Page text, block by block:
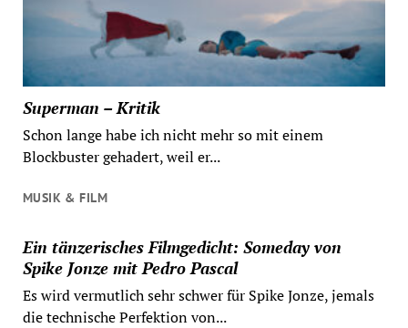
Superman – Kritik
Schon lange habe ich nicht mehr so mit einem
Blockbuster gehadert, weil er...
MUSIK & FILM
Ein tänzerisches Filmgedicht: Someday von
Spike Jonze mit Pedro Pascal
Es wird vermutlich sehr schwer für Spike Jonze, jemals
die technische Perfektion von...